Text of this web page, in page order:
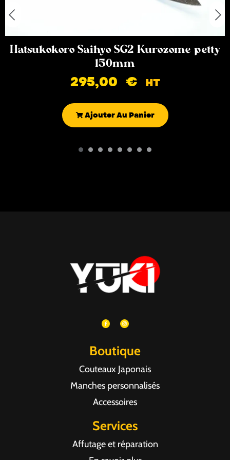
Hatsukokoro Saihyo SG2 Kurozome petty
150mm
295,00 € HT
Ajouter Au Panier
Boutique
Couteaux Japonais
Manches personnalisés
Accessoires
Services
Affutage et réparation